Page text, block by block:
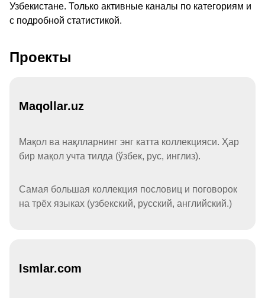
Узбекистане. Только активные каналы по категориям и
с подробной статистикой.
Проекты
Maqollar.uz
Мақол ва нақлларнинг энг катта коллекцияси. Ҳар
бир мақол учта тилда (ўзбек, рус, инглиз).
Самая большая коллекция пословиц и поговорок
на трёх языках (узбекский, русский, английский.)
Ismlar.com